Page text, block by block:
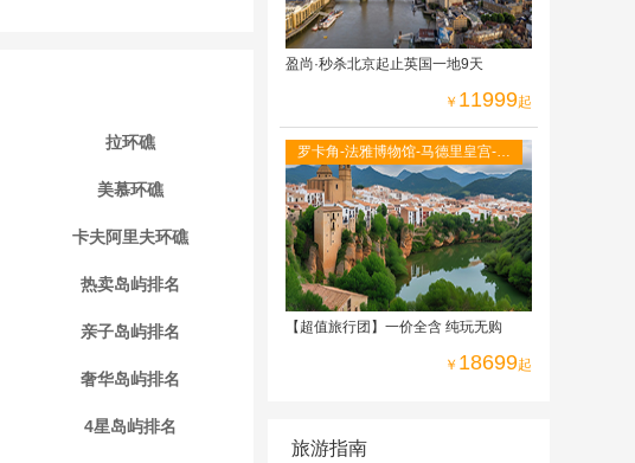
拉环礁
美慕环礁
卡夫阿里夫环礁
热卖岛屿排名
亲子岛屿排名
奢华岛屿排名
4星岛屿排名
盈尚·秒杀北京起止英国一地9天
￥ 11999起
罗卡角-法雅博物馆-马德里皇宫-阿
尔罕布拉宫-古城托莱多-全程当地
四星级酒店
【超值旅行团】一价全含 纯玩无购
￥ 18699起
旅游指南